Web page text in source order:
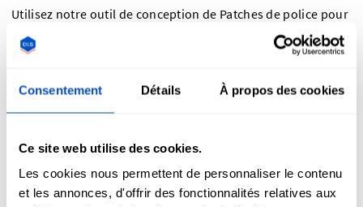
Consentement Détails À propos des cookies
Ce site web utilise des cookies.
Les cookies nous permettent de personnaliser le contenu
et les annonces, d'offrir des fonctionnalités relatives aux
Utilisez notre outil de conception de Patches de police pour
télécharger votre logo ou votre motif.
Personnalisez votre Patch en sélectionnant le style, la
Patches de police uniques et professionnels.
Nous nous occuperons du reste, en veillant à ce que vos